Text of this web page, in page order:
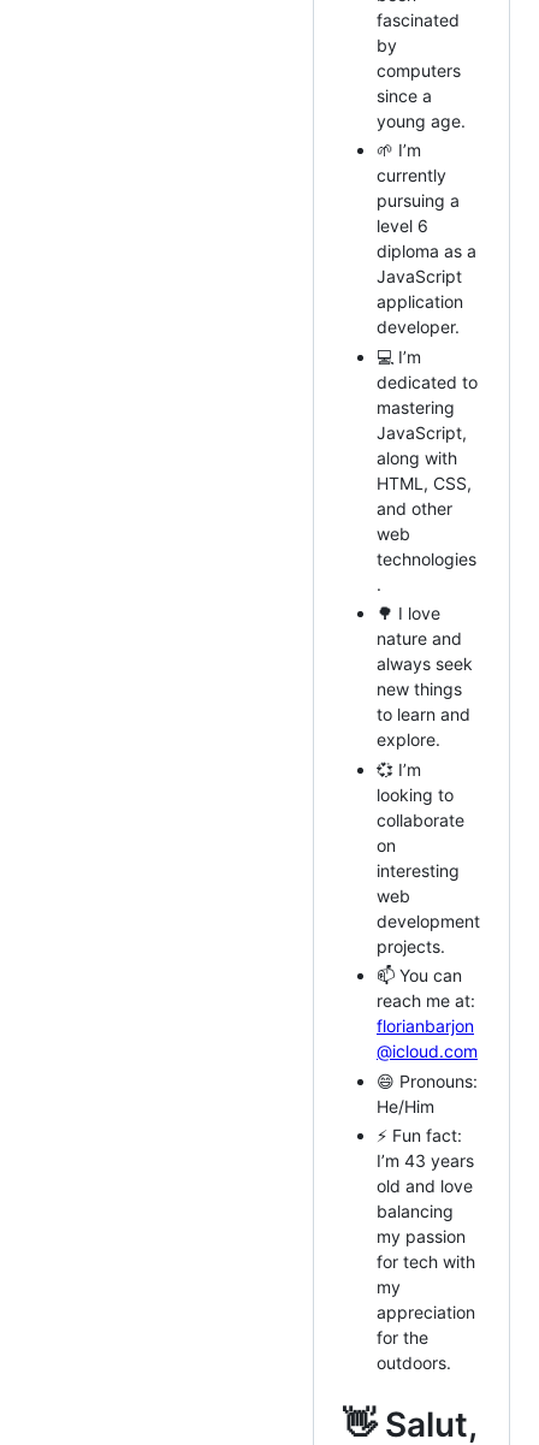
fascinated
by
computers
since a
young age.
🌱 I’m
currently
pursuing a
level 6
diploma as a
JavaScript
application
developer.
💻 I’m
dedicated to
mastering
JavaScript,
along with
HTML, CSS,
and other
web
technologies
.
🌳 I love
nature and
always seek
new things
to learn and
explore.
💞️ I’m
looking to
collaborate
on
interesting
web
development
projects.
📫 You can
reach me at:
florianbarjon
@icloud.com
😄 Pronouns:
He/Him
⚡ Fun fact:
I’m 43 years
old and love
balancing
my passion
for tech with
my
appreciation
for the
outdoors.
👋 Salut,